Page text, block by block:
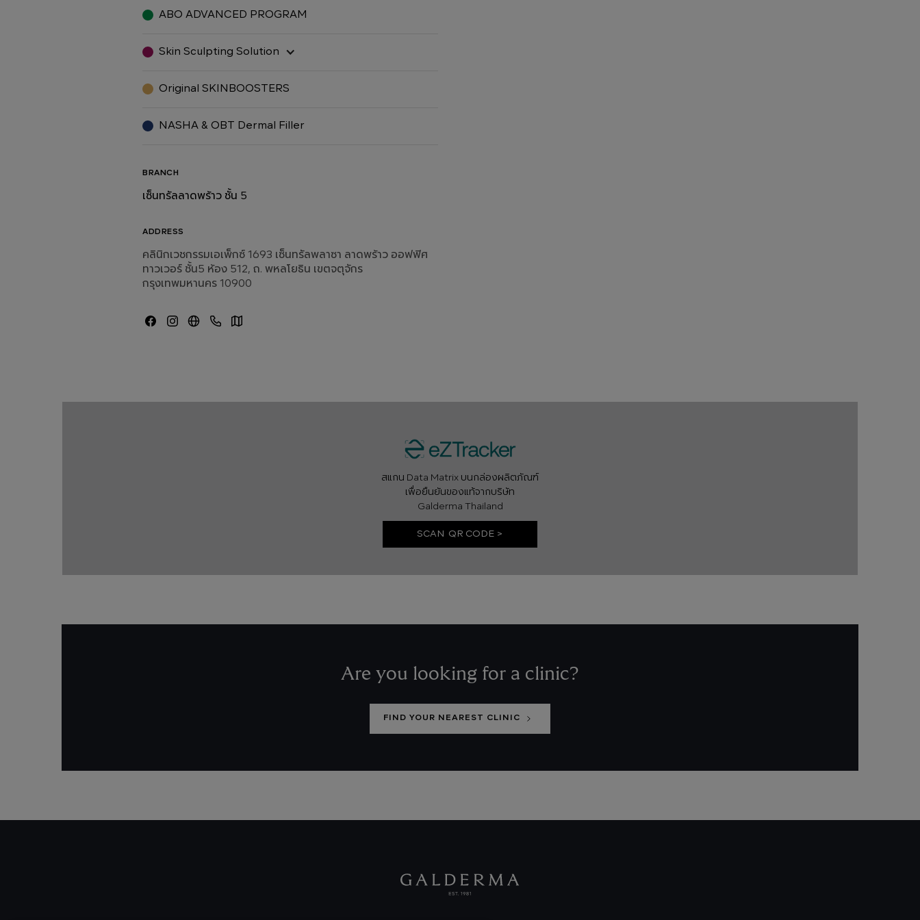
ABO ADVANCED PROGRAM
Skin Sculpting Solution
Original SKINBOOSTERS
NASHA & OBT Dermal Filler
BRANCH
เซ็นทรัลลาดพร้าว ชั้น 5
ADDRESS
คลินิกเวชกรรมเอเพ็กซ์ 1693 เซ็นทรัลพลาซา ลาดพร้าว ออฟฟิศ
ทาวเวอร์ ชั้น5 ห้อง 512, ถ. พหลโยธิน เขตจตุจักร
กรุงเทพมหานคร 10900
สแกน Data Matrix บนกล่องผลิตภัณฑ์
เพื่อยืนยันของแท้จากบริษัท
Galderma Thailand
SCAN QR CODE >
Are you looking for a clinic?
FIND YOUR NEAREST CLINIC